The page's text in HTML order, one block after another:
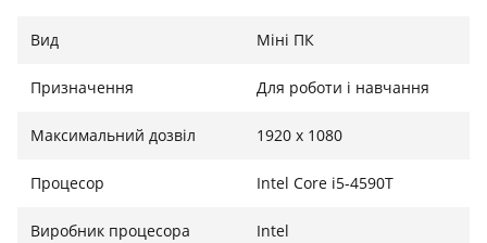
економлячи простір і забезпечуючи порядок на
столі. Ця модель розроблена для ефективного
виконання повсякденних завдань, від офісної
роботи до мультимедійних розваг.
Основні характеристики
Вид Міні ПК
Призначення Для роботи і навчання
Максимальний дозвіл 1920 x 1080
Процесор Intel Core i5-4590T
Виробник процесора Intel